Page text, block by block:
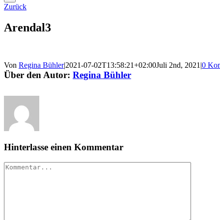
Zurück
Arendal3
Von Regina Bühler|2021-07-02T13:58:21+02:00Juli 2nd, 2021 |0
Über den Autor: Regina Bühler
Hinterlasse einen Kommentar
Kommentar